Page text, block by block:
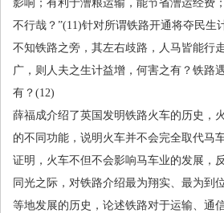
影响；有利于漕粮运输，能节省漕运经费
不行哉？”(11)针对所谓铁路开通将夺民生
不知铁路之旁，其左右歧路，人马皆能行
广，则人夫之生计益增，何害之有？铁路
有？ (12)
薛福成介绍了英国发明铁路火车的历史，
的不同功能，说明火车并不会完全取代马
证明，火车不但不会影响马车业的发展，
同光之际，对铁路介绍最为翔实、最为到
等地发展的历史，论述铁路对于运输、通